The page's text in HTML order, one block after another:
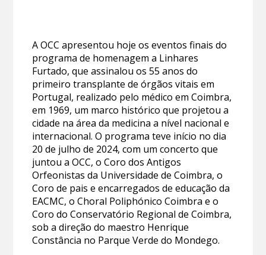
A OCC apresentou hoje os eventos finais do
programa de homenagem a Linhares
Furtado, que assinalou os 55 anos do
primeiro transplante de órgãos vitais em
Portugal, realizado pelo médico em Coimbra,
em 1969, um marco histórico que projetou a
cidade na área da medicina a nível nacional e
internacional. O programa teve início no dia
20 de julho de 2024, com um concerto que
juntou a OCC, o Coro dos Antigos
Orfeonistas da Universidade de Coimbra, o
Coro de pais e encarregados de educação da
EACMC, o Choral Poliphónico Coimbra e o
Coro do Conservatório Regional de Coimbra,
sob a direção do maestro Henrique
Constância no Parque Verde do Mondego.